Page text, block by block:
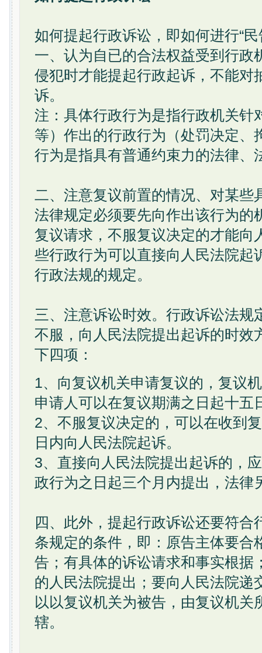
如何提起行政诉讼，即如何进行“民
一、认为自已的合法权益受到行政
侵犯时才能提起行政起诉，不能对
诉。
注：具体行政行为是指行政机关针
等）作出的行政行为（处罚决定、
行为是指具有普通约束力的法律、
二、注意复议前置的情况、对某些
法律规定必须要先向作出该行为的
复议请求，不服复议决定的才能向
些行政行为可以直接向人民法院起
行政法规的规定。
三、注意诉讼时效。行政诉讼法规
不服，向人民法院提出起诉的时效
下四项：
1、向复议机关申请复议的，复议
申请人可以在复议期满之日起十五
2、不服复议决定的，可以在收到
日内向人民法院起诉。
3、直接向人民法院提出起诉的，
政行为之日起三个月内提出，法律
四、此外，提起行政诉讼还要符合
条规定的条件，即：原告主体要合
告；有具体的诉讼请求和事实根据
的人民法院提出；要向人民法院递
以以复议机关为被告，由复议机关
辖。